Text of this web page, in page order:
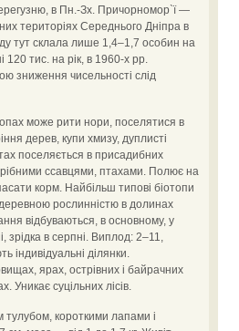
в Пн.-Зх. Причорномор`ї —
територіях Середнього Дніпра в
тут склала лише 1,4–1,7 особин на
120 тис. на рік, в 1960-х рр.
зниження чисельності слід
може рити нори, поселятися в
дерев, купи хмизу, дуплисті
поселяється в присадибних
ссавцями, птахами. Полює на
корм. Найбільш типові біотопи
рослинністю в долинах
відбуваються, в основному, у
зрідка в серпні. Виплод: 2–11,
індивідуальні ділянки.
ярах, острівних і байрачних
Уникає суцільних лісів.
тулубом, короткими лапами і